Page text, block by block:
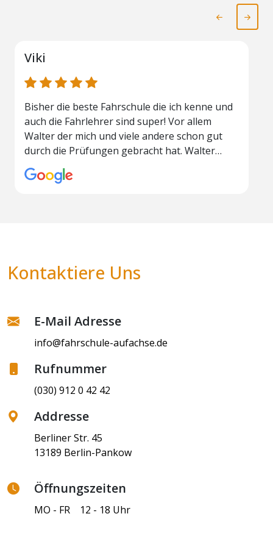
Viki
Bisher die beste Fahrschule die ich kenne und
auch die Fahrlehrer sind super! Vor allem
Walter der mich und viele andere schon gut
durch die Prüfungen gebracht hat. Walter
erklärt alles sehr gut und verständlich, noch
dazu hat er immer kleine Tipps und Tricks die
Kontaktiere Uns
E-Mail Adresse
info@fahrschule-aufachse.de
Rufnummer
(030) 912 0 42 42
Addresse
Berliner Str. 45
13189 Berlin-Pankow
Öffnungszeiten
MO - FR 12 - 18 Uhr